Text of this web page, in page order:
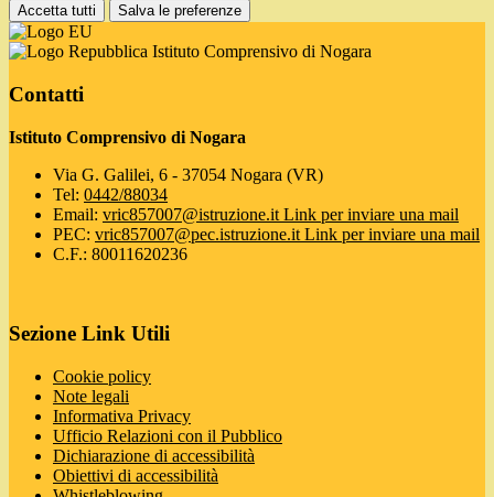
Accetta tutti Salva le preferenze
Istituto Comprensivo di Nogara
Contatti
Istituto Comprensivo di Nogara
Via G. Galilei, 6 - 37054 Nogara (VR)
Tel: 0442/88034
Email: vric857007@istruzione.it Link per inviare una mail
PEC: vric857007@pec.istruzione.it Link per inviare una mail
C.F.: 80011620236
Sezione Link Utili
Cookie policy
Note legali
Informativa Privacy
Ufficio Relazioni con il Pubblico
Dichiarazione di accessibilità
Obiettivi di accessibilità